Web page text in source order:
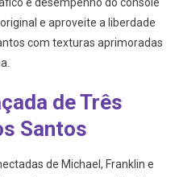
e aproveite a liberdade
com texturas aprimoradas
de Três
Santos
de Michael, Franklin e